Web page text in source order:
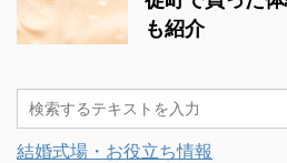
も紹介
結婚式場・お役立ち情報